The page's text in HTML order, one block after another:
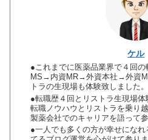
ケル
●これまでに医薬品業界で４回
MS→内資MR→外資本社→外資
トラの生現場も体験致しました。
●転職歴４回とリストラ生現場
転職ノウハウとリストラを乗り
製薬会社でのキャリアを語って
●一人でも多くの方が幸せにな